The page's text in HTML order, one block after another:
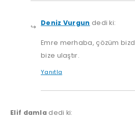
Deniz Vurgun dedi ki:
Emre merhaba, çözüm
bize ulaştır.
Yanıtla
Elif damla dedi ki: